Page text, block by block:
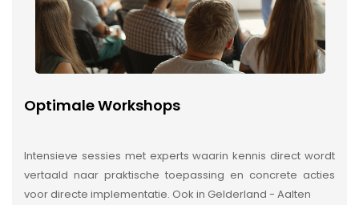
Optimale Workshops
Intensieve sessies met experts waarin kennis direct wordt
vertaald naar praktische toepassing en concrete acties
voor directe implementatie. Ook in Gelderland - Aalten